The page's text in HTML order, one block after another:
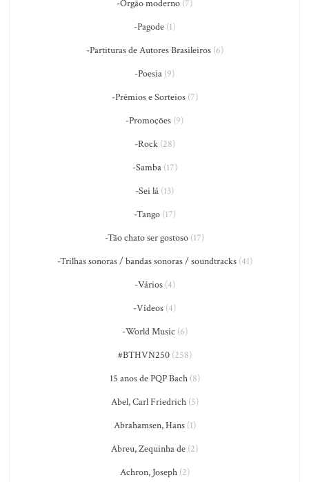
-Órgão moderno (7)
-Pagode (1)
-Partituras de Autores Brasileiros(6)
-Poesia (9)
-Prêmios e Sorteios(7)
-Promoções (9)
-Rock(28)
-Samba(17)
-Sei lá (13)
-Tango(17)
-Tão chato ser gostoso (17)
-Trilhas sonoras / bandas sonoras / soundtracks(41)
-Vários(4)
-Vídeos (4)
-World Music (6)
#BTHVN250(258)
15 anos de PQP Bach(8)
Abel, Carl Friedrich(5)
Abrahamsen, Hans(1)
Abreu, Zequinha de (2)
Achron, Joseph(2)